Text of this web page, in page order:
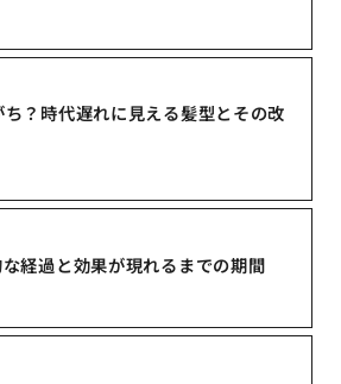
？時代遅れに見える髪型とその改
経過と効果が現れるまでの期間